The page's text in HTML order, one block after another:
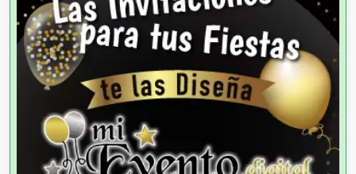
Agencias de Autos
Agencias de Cobranza
Agencias de Colocación